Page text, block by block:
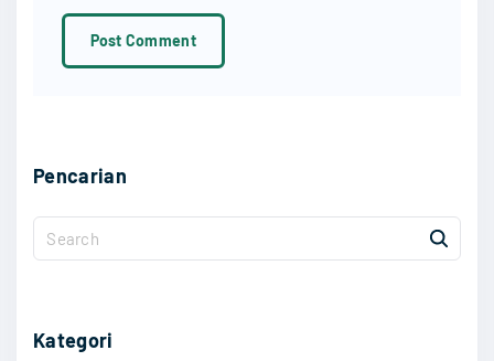
l
Pencarian
e
Kategori